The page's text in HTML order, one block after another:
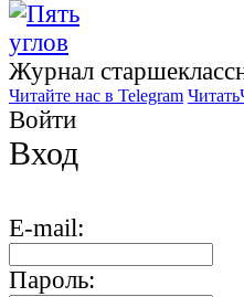
Журнал
Читайте нас в Telegram Читать
Войти
Вход
E-mail:
Пароль: